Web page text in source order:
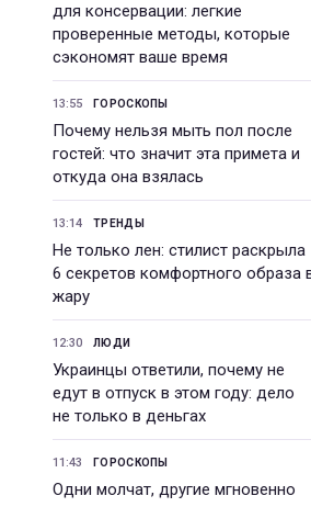
для консервации: легкие
проверенные методы, которые
сэкономят ваше время
13:55 ГОРОСКОПЫ
Почему нельзя мыть пол после
гостей: что значит эта примета и
откуда она взялась
13:14 ТРЕНДЫ
Не только лен: стилист раскрыла
6 секретов комфортного образа
жару
12:30 ЛЮДИ
Украинцы ответили, почему не
едут в отпуск в этом году: дело
не только в деньгах
11:43 ГОРОСКОПЫ
Одни молчат, другие мгновенно